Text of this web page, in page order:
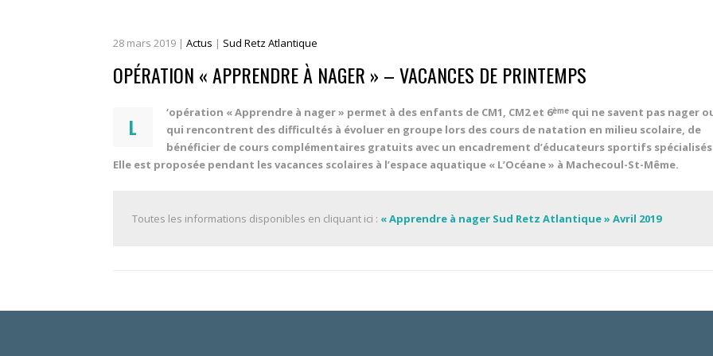
28 mars 2019 | Actus | Sud Retz Atlantique
OPÉRATION « APPRENDRE À NAGER » – VACANCES DE PRINTEMPS
L
‘opération « Apprendre à nager » permet à des enfants de CM1, CM2 et 6ème qui ne savent pas nager
qui rencontrent des difficultés à évoluer en groupe lors des cours de natation en milieu scolaire, de
bénéficier de cours complémentaires gratuits avec un encadrement d’éducateurs sportifs
Elle est proposée pendant les vacances scolaires à l’espace aquatique « L’Océane » à Machecoul-St-Même.
Toutes les informations disponibles en cliquant ici : « Apprendre à nager Sud Retz Atlantique » Avril 2019